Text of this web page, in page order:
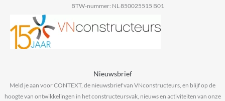
BTW-nummer: NL 850025515 B01
Nieuwsbrief
Meld je aan voor CONTEXT, de nieuwsbrief van VNconstructeurs, en blijf op de
hoogte van ontwikkelingen in het constructeursvak, nieuws en activiteiten van onze